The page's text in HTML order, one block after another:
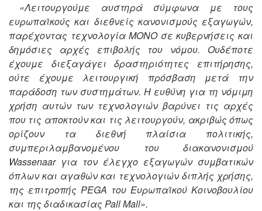
«Λειτουργούμε αυστηρά σύμφωνα με τους
ευρωπαϊκούς και διεθνείς κανονισμούς εξαγωγών,
παρέχοντας τεχνολογία ΜΟΝΟ σε κυβερνήσεις και
δημόσιες αρχές επιβολής του νόμου. Ουδέποτε
έχουμε διεξαγάγει δραστηριότητες επιτήρησης,
ούτε έχουμε λειτουργική πρόσβαση μετά την
παράδοση των συστημάτων. Η ευθύνη για τη νόμιμη
χρήση αυτών των τεχνολογιών βαρύνει τις αρχές
που τις αποκτούν και τις λειτουργούν, ακριβώς όπως
ορίζουν τα διεθνή πλαίσια πολιτικής,
συμπεριλαμβανομένου του διακανονισμού
Wassenaar για τον έλεγχο εξαγωγών συμβατικών
όπλων και αγαθών και τεχνολογιών διπλής χρήσης,
της επιτροπής PEGA του Ευρωπαϊκού Κοινοβουλίου
και της διαδικασίας Pall Mall».